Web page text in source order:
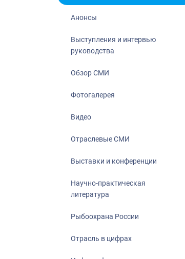
Анонсы
Выступления и интервью
руководства
Обзор СМИ
Фотогалерея
Видео
Отраслевые СМИ
Выставки и конференции
Научно-практическая
литература
Рыбоохрана России
Отрасль в цифрах